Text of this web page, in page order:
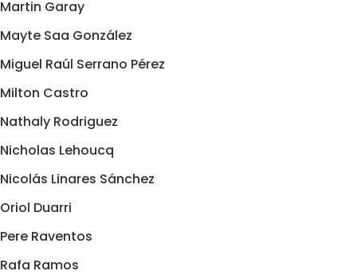
Martin Garay
Mayte Saa González
Miguel Raúl Serrano Pérez
Milton Castro
Nathaly Rodriguez
Nicholas Lehoucq
Nicolás Linares Sánchez
Oriol Duarri
Pere Raventos
Rafa Ramos